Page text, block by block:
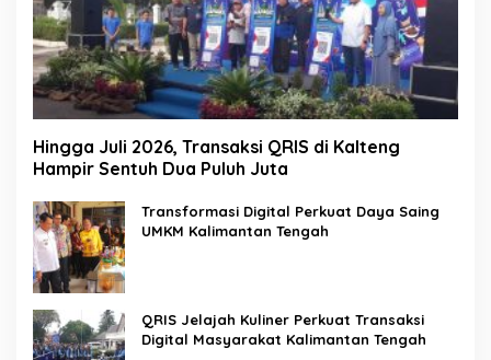
Hingga Juli 2026, Transaksi QRIS di Kalteng
Hampir Sentuh Dua Puluh Juta
Transformasi Digital Perkuat Daya Saing
UMKM Kalimantan Tengah
QRIS Jelajah Kuliner Perkuat Transaksi
Digital Masyarakat Kalimantan Tengah